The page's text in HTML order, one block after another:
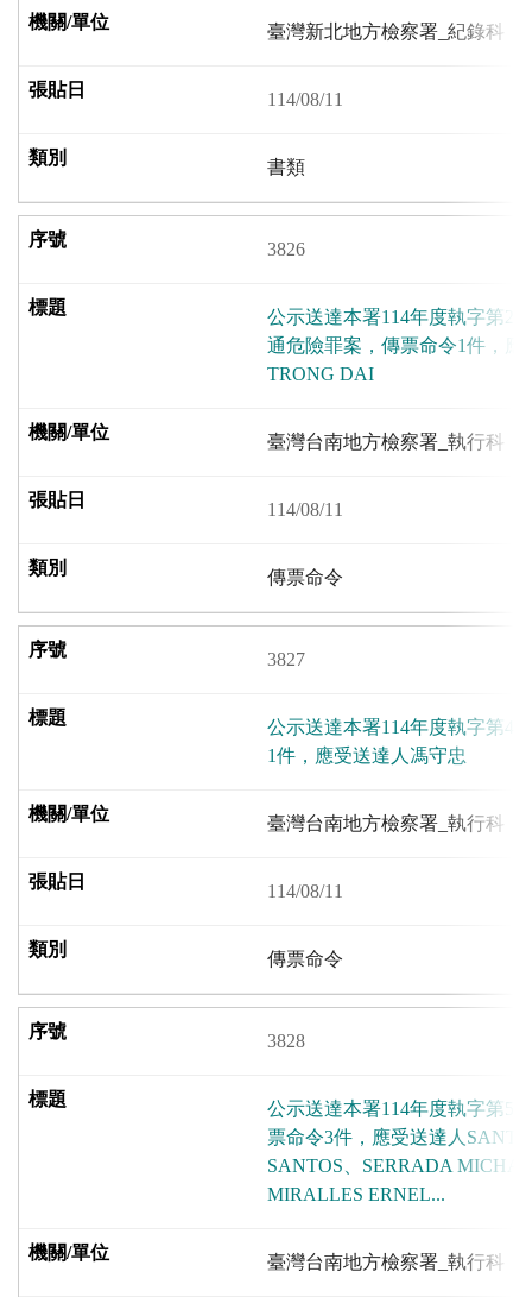
臺灣新北地方檢察署_紀錄科
114/08/11
書類
3826
公示送達本署114年度執字第
通危險罪案，傳票命令1件，
TRONG DAI
臺灣台南地方檢察署_執行科
114/08/11
傳票命令
3827
公示送達本署114年度執字第
1件，應受送達人馮守忠
臺灣台南地方檢察署_執行科
114/08/11
傳票命令
3828
公示送達本署114年度執字第
票命令3件，應受送達人
SANTOS、SERRADA
MIRALLES ERNEL...
臺灣台南地方檢察署_執行科